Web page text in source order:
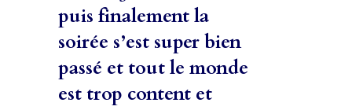
puis finalement la
soirée s’est super bien
passé et tout le monde
est trop content et